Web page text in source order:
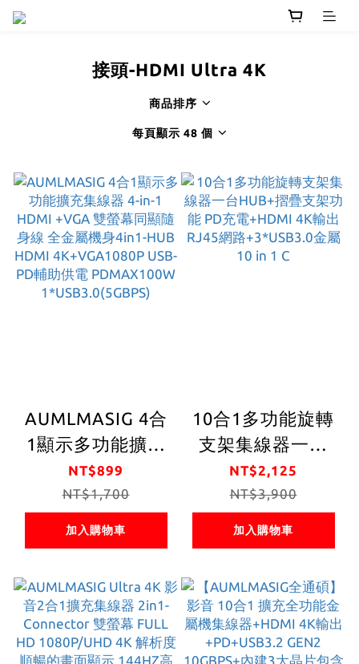
接頭-HDMI Ultra 4K
商品排序
每頁顯示 48 個
AUMLMASIG 4合
1顯示多功能擴充
集線器 4-in-1
HDMI +VGA 雙螢
幕同顯隨身線 全金
屬機身4in1-HUB
4K+VGA1080P
USB-PD輔助供電
PDMAX100W
NT$899
NT$1,700
加入購物車
10合1多功能旋轉
支架集線器一台
HUB+摺疊支架功
能 PD充電+HDMI
4K輸出 RJ45網路
+3*USB3.0金屬10
NT$2,125
NT$3,900
加入購物車